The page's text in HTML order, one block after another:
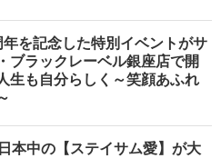
年を記念した特別イベントがサ
ブラックレーベル銀座店で開
も自分らしく～笑顔あふれ
本中の【ステイサム愛】が大